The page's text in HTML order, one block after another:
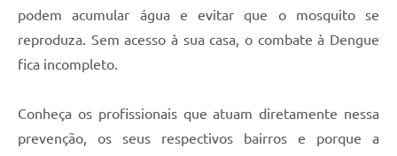
Nota Fiscal Eletrônica - NFSE
A Prefeitura
podem acumular água e evitar que o mosquito se
reproduza. Sem acesso à sua casa, o combate à Dengue
fica incompleto.
Conheça os profissionais que atuam diretamente nessa
prevenção, os seus respectivos bairros e porque a